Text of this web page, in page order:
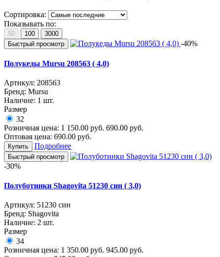
Сортировка:
Показывать по:
50 100
3000
Быстрый просмотр
-40%
Полукеды Mursu 208563 ( 4,0)
Артикул: 208563
Бренд: Mursu
Наличие: 1 шт.
Размер
32
Розничная цена: 1 150.00 руб. 690.00 руб.
Оптовая цена: 690.00 руб.
Купить Подробнее
Быстрый просмотр
-30%
Полуботинки Shagovita 51230 син ( 3,0)
Артикул: 51230 син
Бренд: Shagovita
Наличие: 2 шт.
Размер
34
Розничная цена: 1 350.00 руб. 945.00 руб.